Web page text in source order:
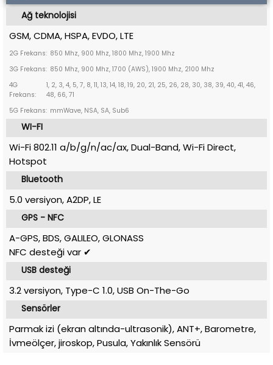
Ağ teknolojisi
GSM, CDMA, HSPA, EVDO, LTE
2G Frekans: 850 Mhz, 900 Mhz, 1800 Mhz, 1900 Mhz
3G Frekans: 850 Mhz, 900 Mhz, 1700 (AWS), 1900 Mhz, 2100 Mhz
4G
Frekans:
1, 2, 3, 4, 5, 7, 8, 11, 13, 14, 18, 19, 20, 21, 25, 26, 28, 30, 38, 39, 40, 41, 46,
48, 66, 71
5G Frekans: mmWave, NSA, SA, Sub6
WI-FI
Wi-Fi 802.11 a/b/g/n/ac/ax, Dual-Band, Wi-Fi Direct,
Hotspot
Bluetooth
5.0 versiyon, A2DP, LE
GPS - NFC
A-GPS, BDS, GALILEO, GLONASS
NFC desteği var ✔
USB desteği
3.2 versiyon, Type-C 1.0, USB On-The-Go
Sensörler
Parmak izi (ekran altında-ultrasonik), ANT+, Barometre,
İvmeölçer, jiroskop, Pusula, Yakınlık Sensörü